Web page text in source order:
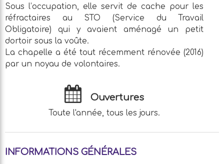
Sous l’occupation, elle servit de cache pour les
réfractaires au STO (Service du Travail
Obligatoire) qui y avaient aménagé un petit
dortoir sous la voûte.
La chapelle a été tout récemment rénovée (2016)
par un noyau de volontaires.
Ouvertures
Toute l'année, tous les jours.
INFORMATIONS GÉNÉRALES